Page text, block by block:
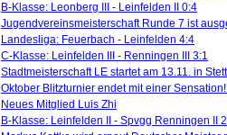
B-Klasse: Leonberg III - Leinfelden II 0:4
Jugendvereinsmeisterschaft Runde 7 ist
Landesliga: Feuerbach - Leinfelden 4:4
C-Klasse: Leinfelden III - Renningen III 3:1
Stadtmeisterschaft LE startet am 13.11. in
Oktober Blitzturnier endet mit einer
Neues Mitglied Luis Zhi
B-Klasse: Leinfelden II - Spvgg Renningen II